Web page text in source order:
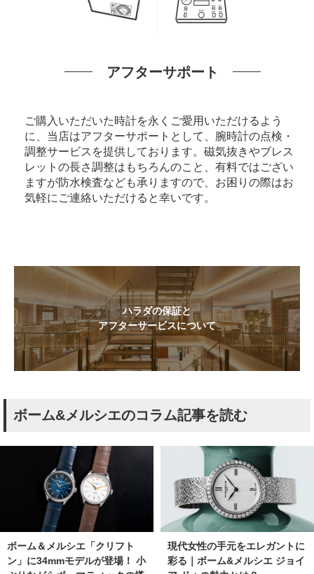
アフターサポート
ご購入いただいた時計を永くご愛用いただけるよう
に、当店はアフターサポートとして、腕時計の点検・
調整サービスを提供しております。磁気抜きやブレス
レットの長さ調整はもちろんのこと、有料ではござい
ますが防水検査なども承りますので、お困りの際はお
気軽にご連絡いただけると幸いです。
ハラダの保証と
アフターサービスについて
ボーム&メルシエのコラム記事を読む
ボーム＆メルシエ「クリフト
ン」に34mmモデルが登場！ 小
現代女性の手元をエレガントに
彩る｜ボーム&メルシエ ジョイ